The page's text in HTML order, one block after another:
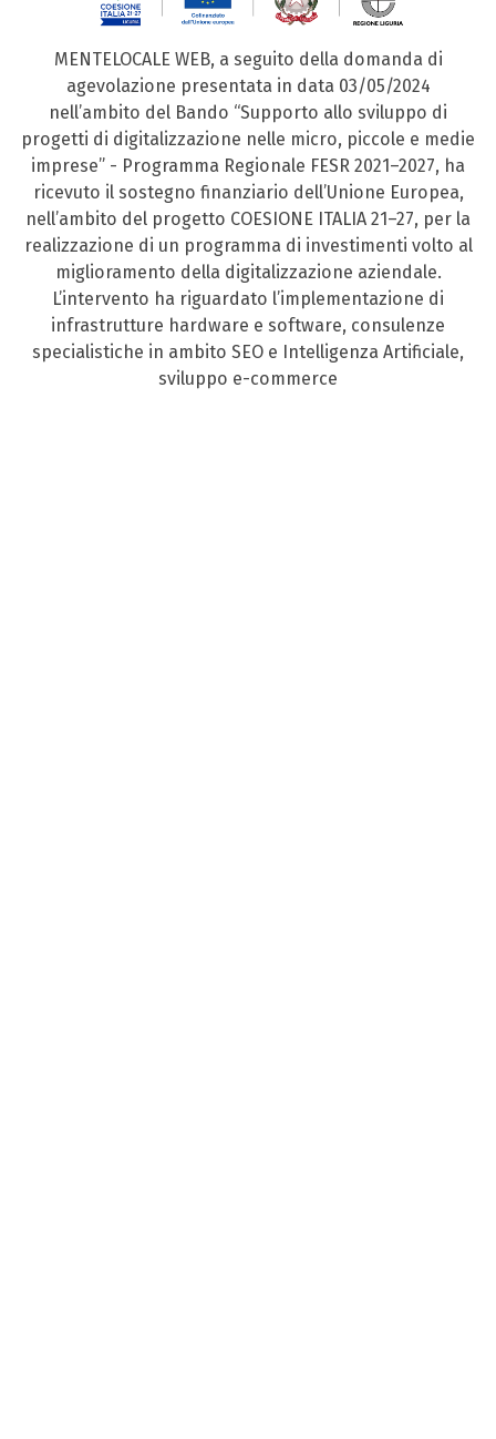
MENTELOCALE WEB, a seguito della domanda di
agevolazione presentata in data 03/05/2024
nell’ambito del Bando “Supporto allo sviluppo di
progetti di digitalizzazione nelle micro, piccole e medie
imprese” - Programma Regionale FESR 2021–2027, ha
ricevuto il sostegno finanziario dell’Unione Europea,
nell’ambito del progetto COESIONE ITALIA 21–27, per la
realizzazione di un programma di investimenti volto al
miglioramento della digitalizzazione aziendale.
L’intervento ha riguardato l’implementazione di
infrastrutture hardware e software, consulenze
specialistiche in ambito SEO e Intelligenza Artificiale,
sviluppo e-commerce